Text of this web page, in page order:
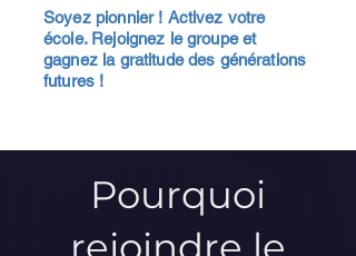
Soyez pionnier ! Activez votre
école. Rejoignez le groupe et
gagnez la gratitude des générations
futures !
Pourquoi